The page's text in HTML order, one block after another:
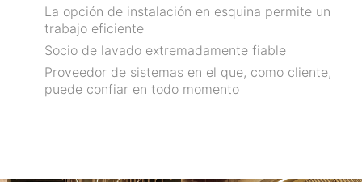
La opción de instalación en esquina permite un
trabajo eficiente
Socio de lavado extremadamente fiable
Proveedor de sistemas en el que, como cliente,
puede confiar en todo momento